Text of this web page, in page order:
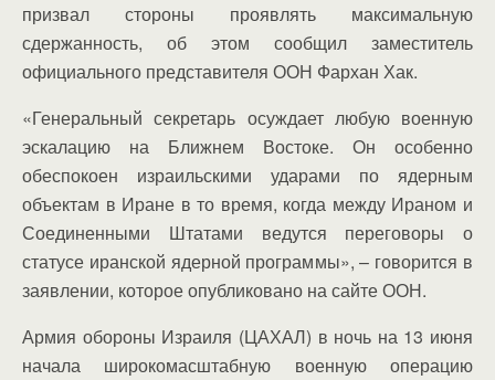
призвал стороны проявлять максимальную
сдержанность, об этом сообщил заместитель
официального представителя ООН Фархан Хак.
«Генеральный секретарь осуждает любую военную
эскалацию на Ближнем Востоке. Он особенно
обеспокоен израильскими ударами по ядерным
объектам в Иране в то время, когда между Ираном и
Соединенными Штатами ведутся переговоры о
статусе иранской ядерной программы», – говорится в
заявлении, которое опубликовано на сайте ООН.
Армия обороны Израиля (ЦАХАЛ) в ночь на 13 июня
начала широкомасштабную военную операцию